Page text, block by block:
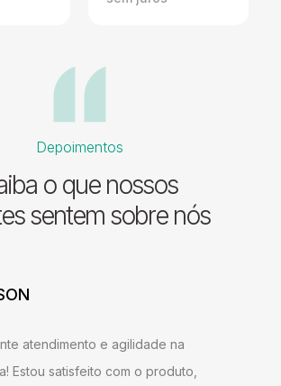
Depoimentos
o que nossos
sentem sobre nós
atendimento e agilidade na
Estou satisfeito com o produto,